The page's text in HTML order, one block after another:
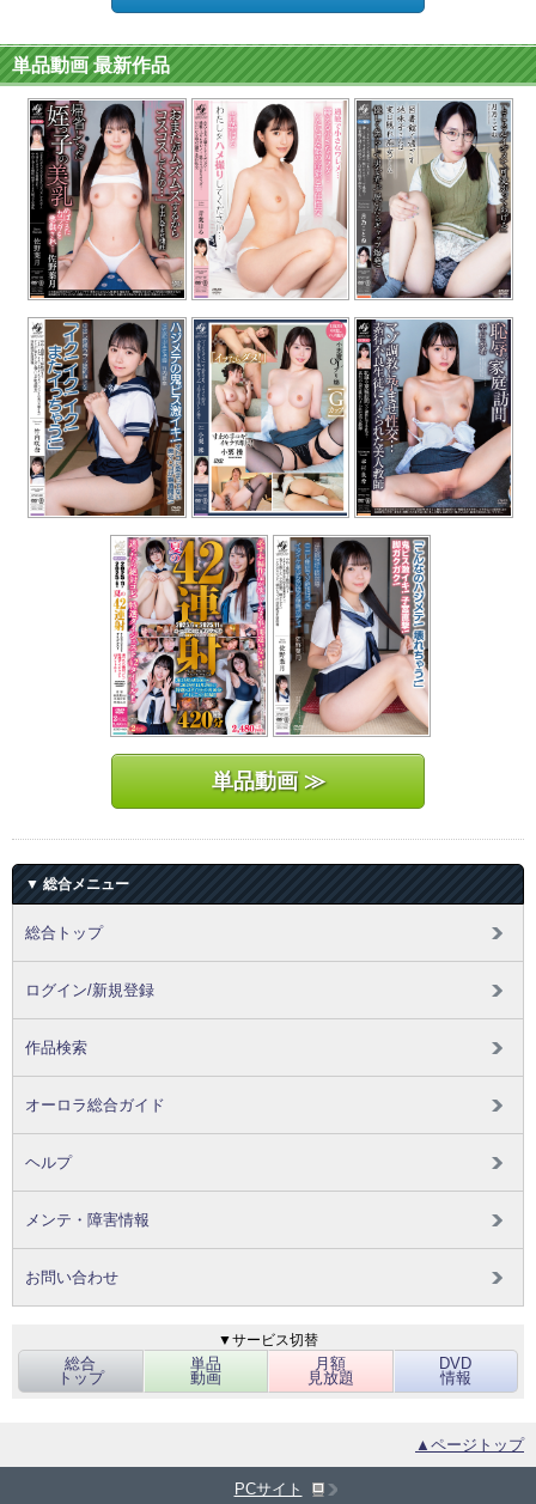
単品動画 最新作品
単品動画 ≫
▼ 総合メニュー
総合トップ
ログイン/新規登録
作品検索
オーロラ総合ガイド
ヘルプ
メンテ・障害情報
お問い合わせ
▼サービス切替
総合
トップ
単品
動画
月額
見放題
DVD
情報
▲ページトップ
PCサイト